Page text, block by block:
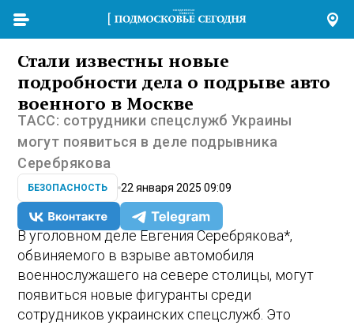
Стали известны новые
подробности дела о подрыве авто
военного в Москве
ТАСС: сотрудники спецслужб Украины
могут появиться в деле подрывника
Серебрякова
БЕЗОПАСНОСТЬ 22 января 2025 09:09
В уголовном деле Евгения Серебрякова*,
обвиняемого в взрыве автомобиля
военнослужашего на севере столицы, могут
появиться новые фигуранты среди
сотрудников украинских спецслужб. Это